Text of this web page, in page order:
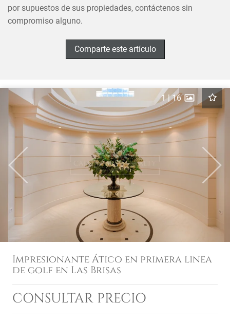
por supuestos de sus propiedades, contáctenos sin
compromiso alguno.
Comparte este artículo
Previous Next
1|16
Impresionante Ático en primera linea
de golf en Las Brisas
CONSULTAR PRECIO